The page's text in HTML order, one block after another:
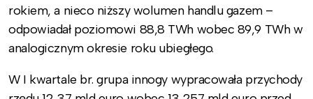
rokiem, a nieco niższy wolumen handlu gazem –
odpowiadał poziomowi 88,8 TWh wobec 89,9 TWh w
analogicznym okresie roku ubiegłego.
W I kwartale br. grupa innogy wypracowała przychody